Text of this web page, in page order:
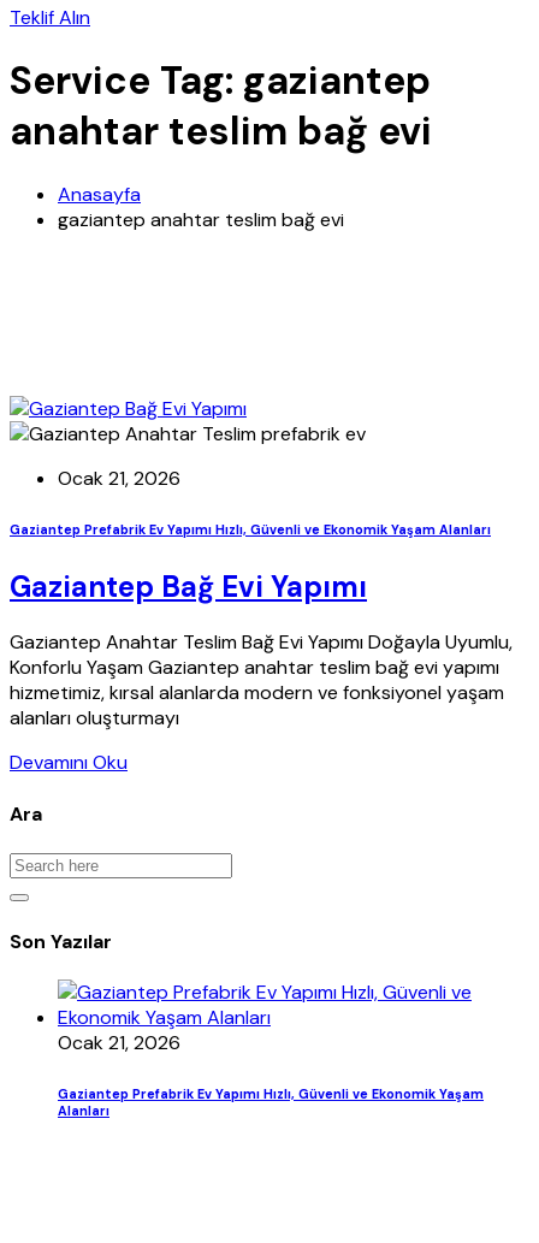
Teklif Alın
Service Tag: gaziantep
anahtar teslim bağ evi
Anasayfa
gaziantep anahtar teslim bağ evi
Ocak 21, 2026
Gaziantep Prefabrik Ev Yapımı Hızlı, Güvenli ve Ekonomik Yaşam Alanları
Gaziantep Bağ Evi Yapımı
Gaziantep Anahtar Teslim Bağ Evi Yapımı Doğayla Uyumlu,
Konforlu Yaşam Gaziantep anahtar teslim bağ evi yapımı
hizmetimiz, kırsal alanlarda modern ve fonksiyonel yaşam
alanları oluşturmayı
Devamını Oku
Ara
Son Yazılar
Ocak 21, 2026
Gaziantep Prefabrik Ev Yapımı Hızlı, Güvenli ve Ekonomik Yaşam
Alanları